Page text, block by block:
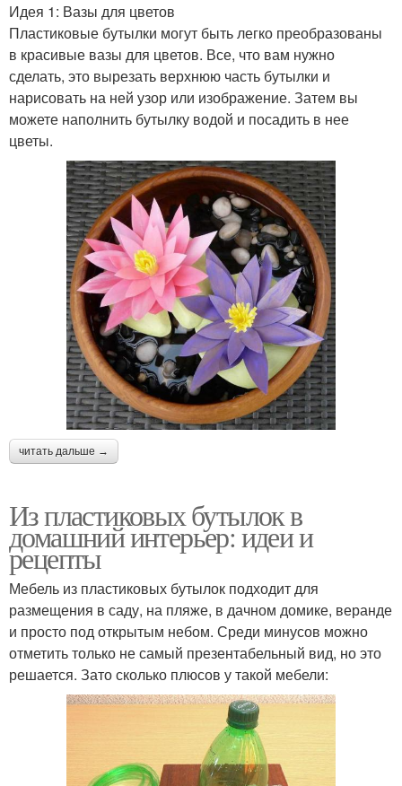
Идея 1: Вазы для цветов
Пластиковые бутылки могут быть легко преобразованы
в красивые вазы для цветов. Все, что вам нужно
сделать, это вырезать верхнюю часть бутылки и
нарисовать на ней узор или изображение. Затем вы
можете наполнить бутылку водой и посадить в нее
цветы.
читать дальше →
Из пластиковых бутылок в
домашний интерьер: идеи и
рецепты
Мебель из пластиковых бутылок подходит для
размещения в саду, на пляже, в дачном домике, веранде
и просто под открытым небом. Среди минусов можно
отметить только не самый презентабельный вид, но это
решается. Зато сколько плюсов у такой мебели: